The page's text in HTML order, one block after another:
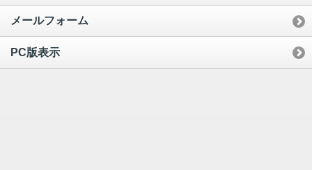
メールフォーム
PC版表示